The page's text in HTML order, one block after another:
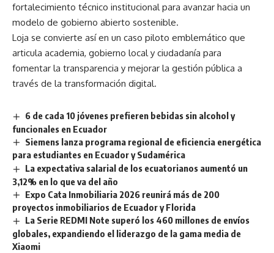
fortalecimiento técnico institucional para avanzar hacia un
modelo de gobierno abierto sostenible.
Loja se convierte así en un caso piloto emblemático que
articula academia, gobierno local y ciudadanía para
fomentar la transparencia y mejorar la gestión pública a
través de la transformación digital.
6 de cada 10 jóvenes prefieren bebidas sin alcohol y
funcionales en Ecuador
Siemens lanza programa regional de eficiencia energética
para estudiantes en Ecuador y Sudamérica
La expectativa salarial de los ecuatorianos aumentó un
3,12% en lo que va del año
Expo Cata Inmobiliaria 2026 reunirá más de 200
proyectos inmobiliarios de Ecuador y Florida
La Serie REDMI Note superó los 460 millones de envíos
globales, expandiendo el liderazgo de la gama media de
Xiaomi